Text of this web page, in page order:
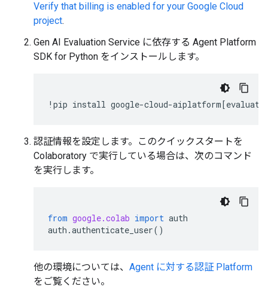
Verify that billing is enabled for your Google Cloud
project.
Gen AI Evaluation Service に依存する Agent Platform
SDK for Python をインストールします。
!pip install google-cloud-aiplatform[
認証情報を設定します。このクイックスタートを
Colaboratory で実行している場合は、次のコマンド
を実行します。
from google.colab import auth
auth .authenticate_user()
他の環境については、 Agent に対する認証 Platform
をご覧ください。